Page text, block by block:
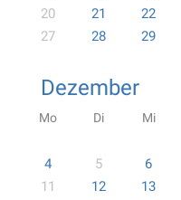
20
21 22
27
28 29
Dezember
Mo Di Mi
4
5 6
11
12 13